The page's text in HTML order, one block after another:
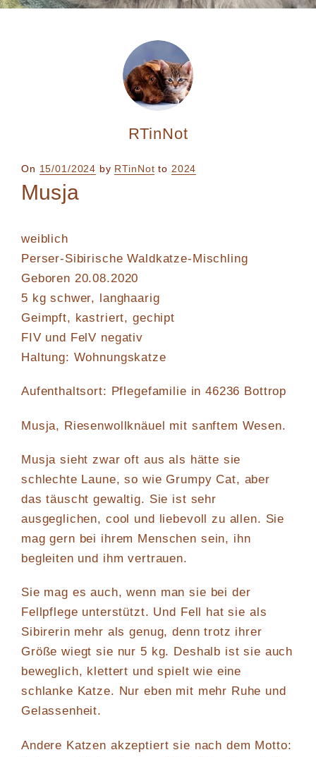
RTinNot
On Posted
15/01/2024 by RTinNot to 2024
Musja
weiblich
Perser-Sibirische Waldkatze-Mischling
Geboren 20.08.2020
5 kg schwer, langhaarig
Geimpft, kastriert, gechipt
FIV und FelV negativ
Haltung: Wohnungskatze
Aufenthaltsort: Pflegefamilie in 46236 Bottrop
Musja, Riesenwollknäuel mit sanftem Wesen.
Musja sieht zwar oft aus als hätte sie
schlechte Laune, so wie Grumpy Cat, aber
das täuscht gewaltig. Sie ist sehr
ausgeglichen, cool und liebevoll zu allen. Sie
mag gern bei ihrem Menschen sein, ihn
begleiten und ihm vertrauen.
Sie mag es auch, wenn man sie bei der
Fellpflege unterstützt. Und Fell hat sie als
Sibirerin mehr als genug, denn trotz ihrer
Größe wiegt sie nur 5 kg. Deshalb ist sie auch
beweglich, klettert und spielt wie eine
schlanke Katze. Nur eben mit mehr Ruhe und
Gelassenheit.
Andere Katzen akzeptiert sie nach dem Motto: